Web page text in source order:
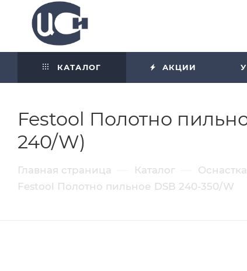
КАТАЛОГ АКЦИИ
Festool Полотно
240/W)
Главная страница Каталог
Festool Полотно пильное DSB 240-350/W